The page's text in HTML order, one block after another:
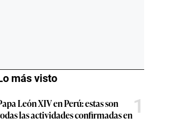
más visto
León XIV en Perú: estas son
las actividades confirmadas en1